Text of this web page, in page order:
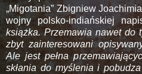
„Migotania” Zbigniew
wojny polsko-indiańskiej
książka. Przemawia nawet
zbyt zainteresowani
Ale jest pełna
skłania do myślenia i